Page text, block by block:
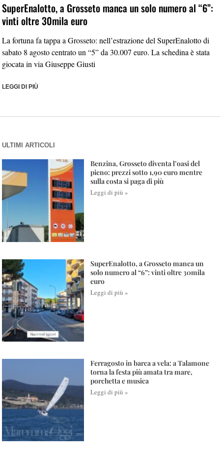
SuperEnalotto, a Grosseto manca un solo numero al “6”:
vinti oltre 30mila euro
La fortuna fa tappa a Grosseto: nell’estrazione del SuperEnalotto di
sabato 8 agosto centrato un “5” da 30.007 euro. La schedina è stata
giocata in via Giuseppe Giusti
LEGGI DI PIÙ
ULTIMI ARTICOLI
Benzina, Grosseto diventa l’oasi del
pieno: prezzi sotto 1,90 euro mentre
sulla costa si paga di più
Leggi di più »
SuperEnalotto, a Grosseto manca un
solo numero al “6”: vinti oltre 30mila
euro
Leggi di più »
Ferragosto in barca a vela: a Talamone
torna la festa più amata tra mare,
porchetta e musica
Leggi di più »